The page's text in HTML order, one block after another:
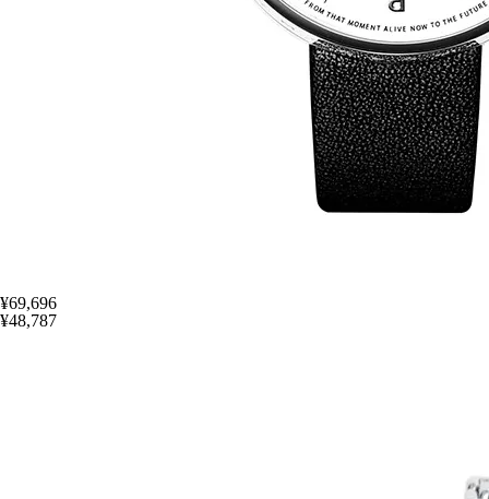
¥69,696
¥48,787